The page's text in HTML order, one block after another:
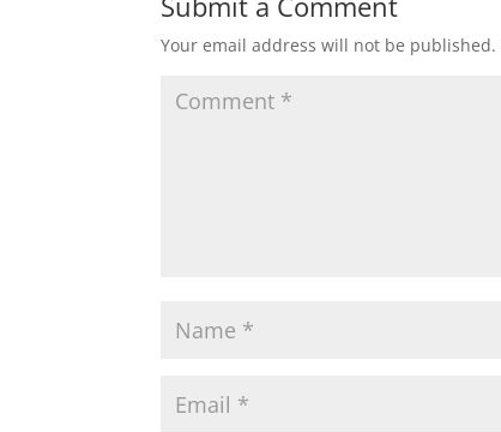
Your email address will not be published.